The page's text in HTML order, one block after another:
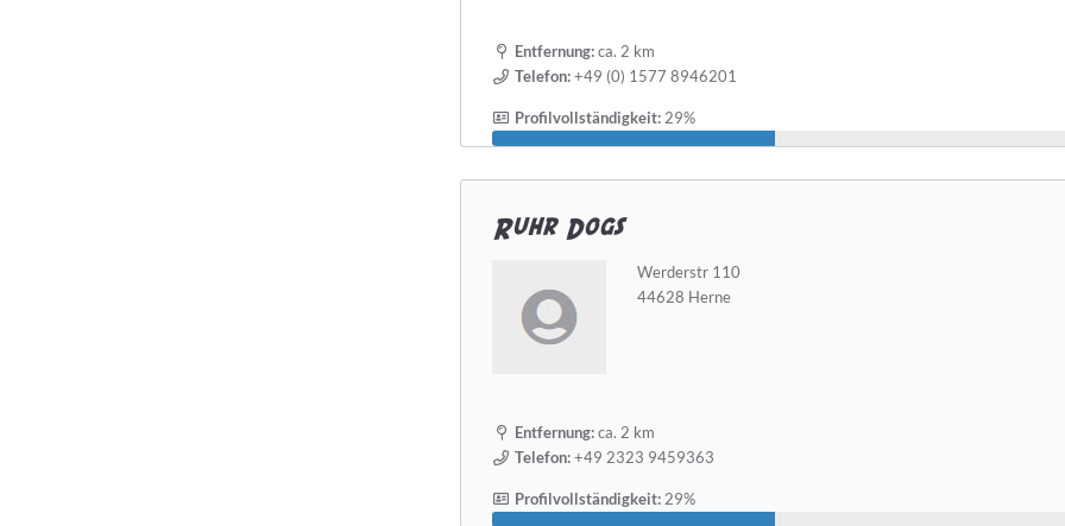
Entfernung:ca. 2 km
Telefon:+49 (0) 1577 8946201
Profilvollständigkeit:29%
Ruhr Dogs
Werderstr 110
44628 Herne
Entfernung:ca. 2 km
Telefon:+49 2323 9459363
Profilvollständigkeit:29%